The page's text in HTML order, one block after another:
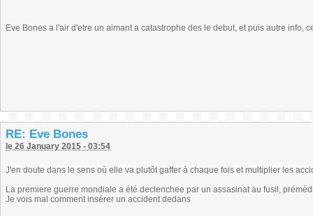
Eve Bones a l'air d'etre un aimant a catastrophe des le debut, et puis autre info,
RE: Eve Bones
le 26 January 2015 - 03:54
J'en doute dans le sens où elle va plutôt gaffer à chaque fois et multiplier les
La premiere guerre mondiale a été declenchee par un assasinat au fusil,
Je vois mal comment insérer un accident dedans